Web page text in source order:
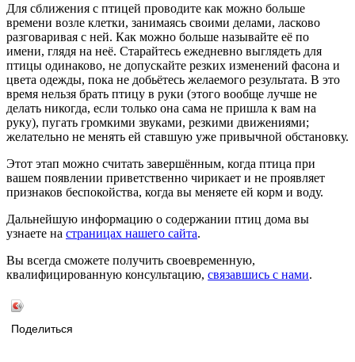
Для сближения с птицей проводите как можно больше
времени возле клетки, занимаясь своими делами, ласково
разговаривая с ней. Как можно больше называйте её по
имени, глядя на неё. Старайтесь ежедневно выглядеть для
птицы одинаково, не допускайте резких изменений фасона и
цвета одежды, пока не добьётесь желаемого результата. В это
время нельзя брать птицу в руки (этого вообще лучше не
делать никогда, если только она сама не пришла к вам на
руку), пугать громкими звуками, резкими движениями;
желательно не менять ей ставшую уже привычной обстановку.
Этот этап можно считать завершённым, когда птица при
вашем появлении приветственно чирикает и не проявляет
признаков беспокойства, когда вы меняете ей корм и воду.
Дальнейшую информацию о содержании птиц дома вы
узнаете на страницах нашего сайта.
Вы всегда сможете получить своевременную,
квалифицированную консультацию, связавшись с нами.
Поделиться